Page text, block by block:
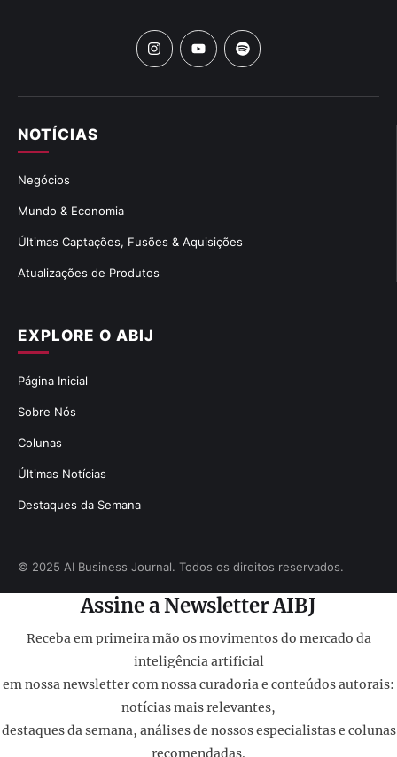
EXPLORE O ABIJ
Página Inicial
Sobre Nós
Colunas
Últimas Notícias
Destaques da Semana
NOTÍCIAS
Negócios
Mundo & Economia
Últimas Captações, Fusões & Aquisições
Atualizações de Produtos
© 2025 AI Business Journal. Todos os direitos reservados.
Assine a Newsletter AIBJ
Receba em primeira mão os movimentos do mercado da
inteligência artificial
em nossa newsletter com nossa curadoria e conteúdos autorais:
notícias mais relevantes,
destaques da semana, análises de nossos especialistas e colunas
recomendadas.